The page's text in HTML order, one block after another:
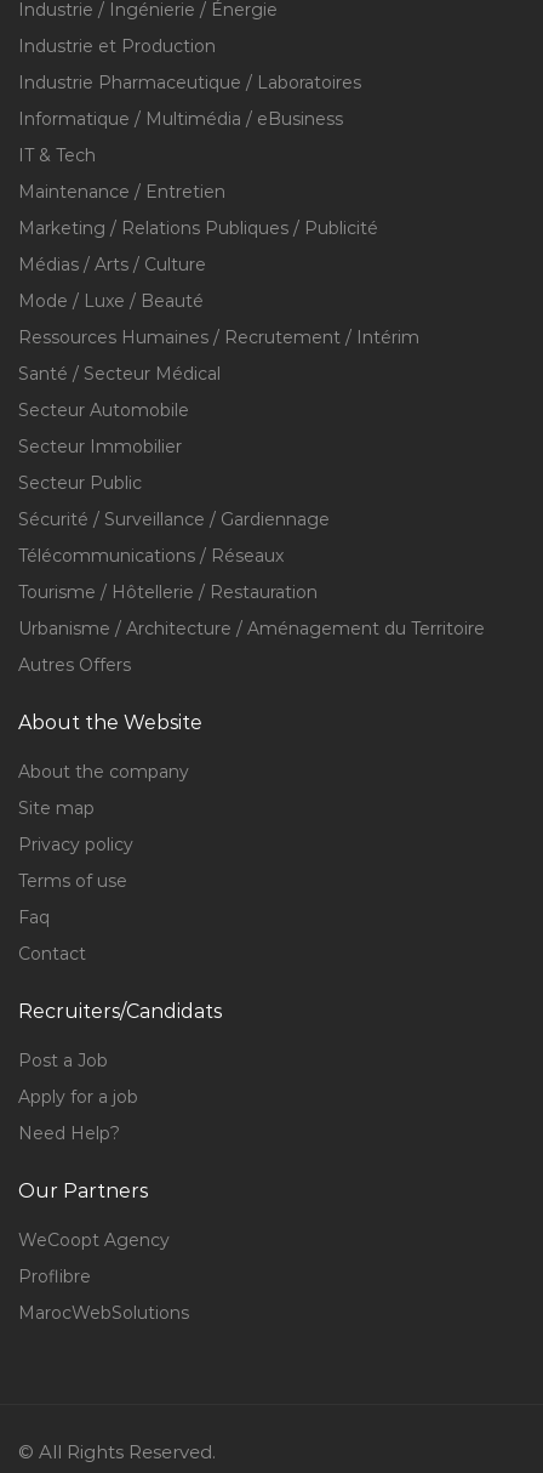
Industrie / Ingénierie / Énergie
Industrie et Production
Industrie Pharmaceutique / Laboratoires
Informatique / Multimédia / eBusiness
IT & Tech
Maintenance / Entretien
Marketing / Relations Publiques / Publicité
Médias / Arts / Culture
Mode / Luxe / Beauté
Ressources Humaines / Recrutement / Intérim
Santé / Secteur Médical
Secteur Automobile
Secteur Immobilier
Secteur Public
Sécurité / Surveillance / Gardiennage
Télécommunications / Réseaux
Tourisme / Hôtellerie / Restauration
Urbanisme / Architecture / Aménagement du Territoire
Autres Offers
About the Website
About the company
Site map
Privacy policy
Terms of use
Faq
Contact
Recruiters/Candidats
Post a Job
Apply for a job
Need Help?
Our Partners
WeCoopt Agency
Proflibre
MarocWebSolutions
© All Rights Reserved.